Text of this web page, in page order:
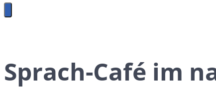
Sprach-Café im